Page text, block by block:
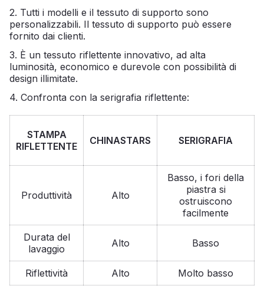
2. Tutti i modelli e il tessuto di supporto sono
personalizzabili. Il tessuto di supporto può essere
fornito dai clienti.
3. È un tessuto riflettente innovativo, ad alta
luminosità, economico e durevole con possibilità di
design illimitate.
4. Confronta con la serigrafia riflettente:
STAMPA
RIFLETTENTE
CHINASTARS SERIGRAFIA
Produttività Alto
Basso, i fori della
piastra si
ostruiscono
facilmente
Durata del
lavaggio
Alto Basso
Riflettività Alto Molto basso